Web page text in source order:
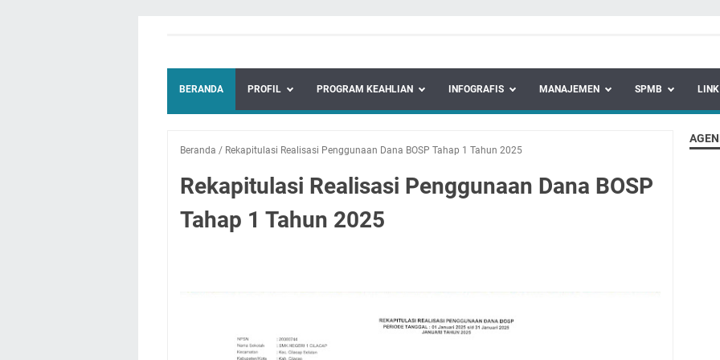
BERANDA PROFIL PROGRAM KEAHLIAN INFOGRAFIS MANAJEMEN SPMB LINK
Beranda / Rekapitulasi Realisasi Penggunaan Dana BOSP Tahap 1 Tahun 2025
Rekapitulasi Realisasi Penggunaan Dana BOSP
Tahap 1 Tahun 2025